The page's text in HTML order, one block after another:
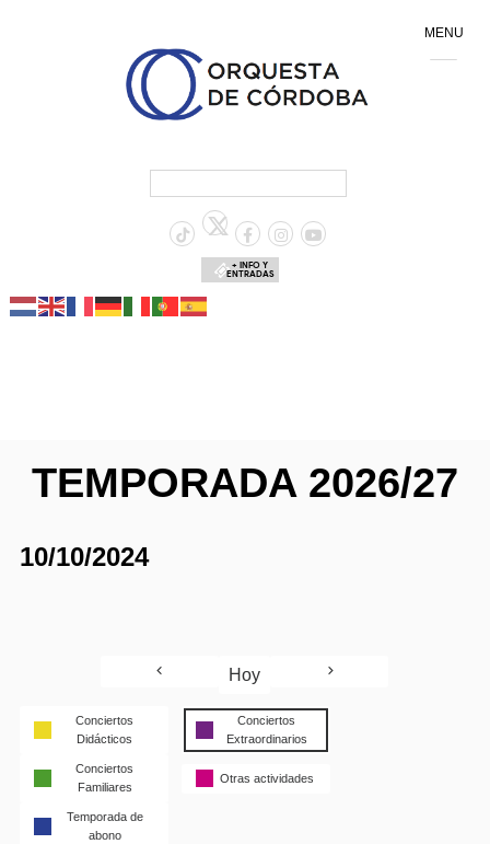
+ INFO Y
ENTRADAS
TEMPORADA 2026/27
10/10/2024
Hoy
Conciertos
Didácticos
Conciertos
Extraordinarios
Conciertos
Familiares
Otras actividades
Temporada de
abono
MENU